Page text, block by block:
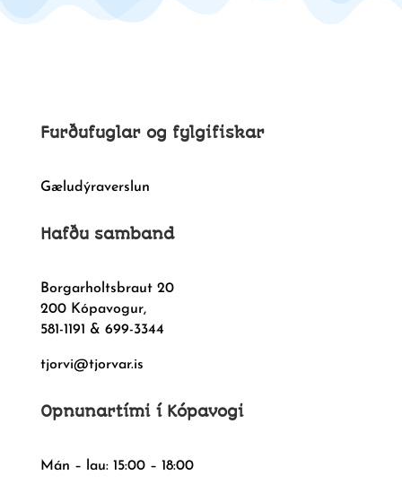
Furðufuglar og fylgifiskar
Gæludýraverslun
Hafðu samband
Borgarholtsbraut 20
200 Kópavogur,
581-1191 & 699-3344
tjorvi@tjorvar.is
Opnunartími í Kópavogi
Mán – lau: 15:00 – 18:00